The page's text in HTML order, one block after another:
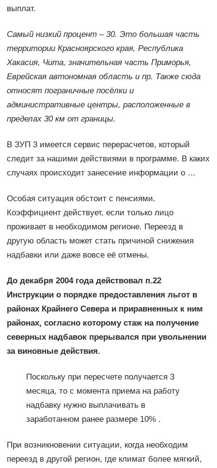
выплат.
Самый низкий процент – 30. Это большая часть
территории Красноярского края, Республика
Хакасия, Чита, значительная часть Приморья,
Еврейская автономная область и пр. Также сюда
относят пограничные посёлки и
административные центры, расположенные в
пределах 30 км от границы.
В ЗУП 3 имеется сервис перерасчетов, который
следит за нашими действиями в программе. В каких
случаях происходит занесение информации о …
Особая ситуация обстоит с пенсиями.
Коэффициент действует, если только лицо
проживает в необходимом регионе. Переезд в
другую область может стать причиной снижения
надбавки или даже вовсе её отмены.
До декабря 2004 года действовал п.22
Инструкции о порядке предоставления льгот в
районах Крайнего Севера и приравненных к ним
районах, согласно которому стаж на получение
северных надбавок прерывался при увольнении
за виновные действия.
Поскольку при пересчете получается 3
месяца, то с момента приема на работу
надбавку нужно выплачивать в
заработанном ранее размере 10% .
При возникновении ситуации, когда необходим
переезд в другой регион, где климат более мягкий,